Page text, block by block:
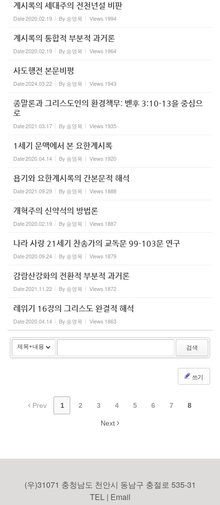
계시록의 세대주의 전천년설 비판
Date2020.02.19 By 송영목 Views 1994
계시록의 통합적 부분적 과거론
Date2020.02.19 By 송영목 Views 1964
사도행전 본문비평
Date2024.03.22 By 송영목 Views 1943
종말론과 그리스도인의 환경책무: 벧후 3:10-13을 중심으
로
Date2021.03.17 By 송영목 Views 1935
1세기 문맥에서 본 요한계시록
Date2020.04.14 By 송영목 Views 1920
욥기와 요한계시록의 간본문적 해석
Date2021.09.29 By 송영목 Views 1888
개혁주의 신약석의 방법론
Date2020.02.19 By 송영목 Views 1887
나라 사랑 21세기 찬송가의 교독문 99-103문 연구
Date2020.09.24 By 송영목 Views 1879
감람산강화의 전환적 부분적 과거론
Date2021.11.22 By 송영목 Views 1872
레위기 16장의 그리스도 완결적 해석
Date2020.04.14 By 송영목 Views 1863
검색
쓰기
Prev 1 2 3 4 5 6 7 8
Next
(우)31071 충청남도 천안시 동남구 충절로 535-31
TEL | Email